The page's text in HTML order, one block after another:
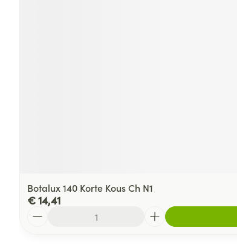
Botalux 140 Korte Kous Ch N1
€ 14,41